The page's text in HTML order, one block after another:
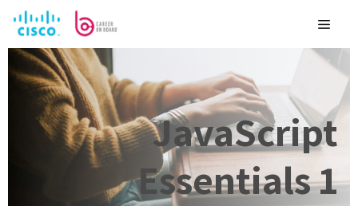
לתוכןMenu
JavaScript
Essentials 1